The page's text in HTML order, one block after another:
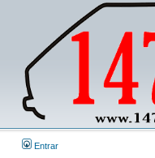
Entrar